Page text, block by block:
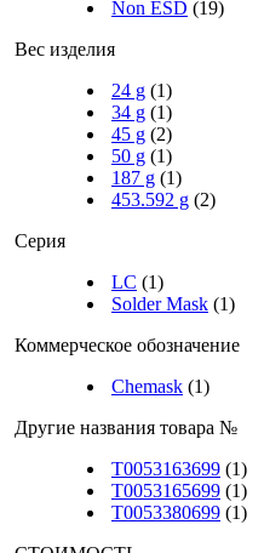
Non ESD (19)
Вес изделия
24 g (1)
34 g (1)
45 g (2)
50 g (1)
187 g (1)
453.592 g (2)
Серия
LC (1)
Solder Mask (1)
Коммерческое обозначение
Chemask (1)
Другие названия товара №
T0053163699 (1)
T0053165699 (1)
T0053380699 (1)